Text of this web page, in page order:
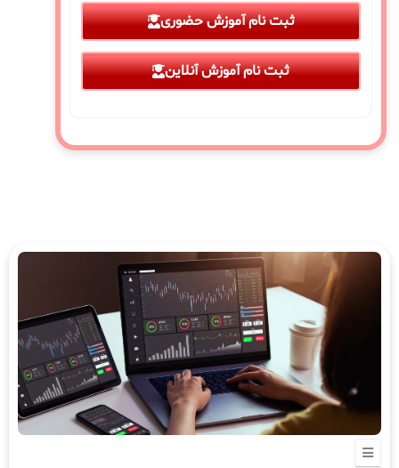
ثبت نام آموزش حضوری
ثبت نام آموزش آنلاین